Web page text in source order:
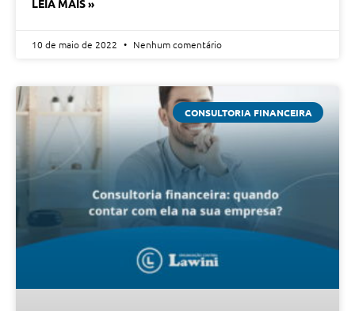
10 de maio de 2022 Nenhum comentário
CONSULTORIA FINANCEIRA